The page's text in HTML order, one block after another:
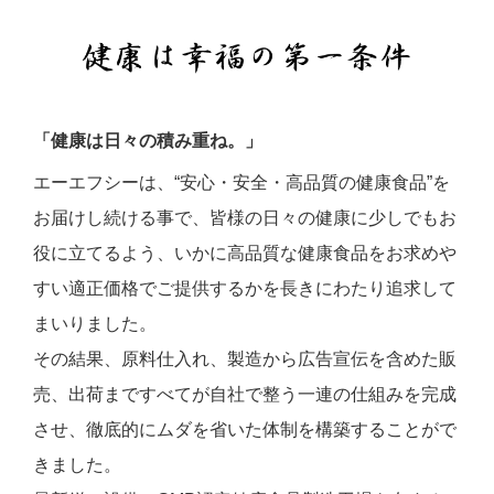
「健康は日々の積み重ね。」
エーエフシーは、“安心・安全・高品質の健康食品”を
お届けし続ける事で、皆様の日々の健康に少しでもお
役に立てるよう、いかに高品質な健康食品をお求めや
すい適正価格でご提供するかを長きにわたり追求して
まいりました。
その結果、原料仕入れ、製造から広告宣伝を含めた販
売、出荷まですべてが自社で整う一連の仕組みを完成
させ、徹底的にムダを省いた体制を構築することがで
きました。